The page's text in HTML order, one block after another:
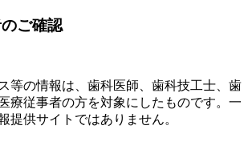
ご確認
等の情報は、歯科医師、歯科技工士、歯
療従事者の方を対象にしたものです。一
提供サイトではありません。